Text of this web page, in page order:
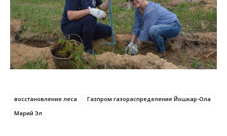
восстановление леса
Газпром газораспределение Йошкар-Ола
Марий Эл